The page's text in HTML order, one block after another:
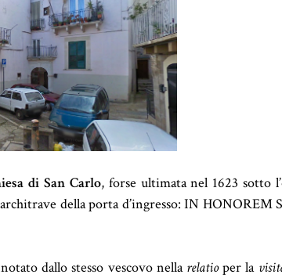
di San Carlo, forse ultimata nel 1623 sotto
della porta d’ingresso: IN HONOREM
dallo stesso vescovo nella relatioper la